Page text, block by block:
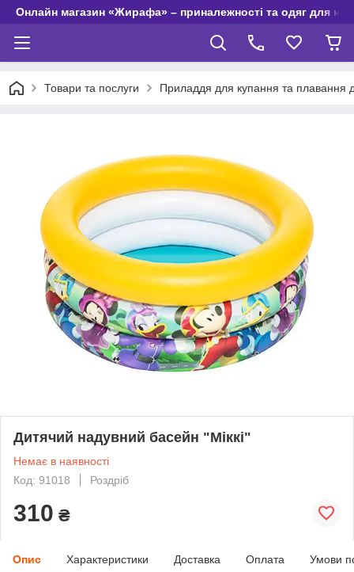
Онлайн магазин «Жирафа» – приналежності та одяг для
Товари та послуги Приладдя для купання та плавання
Дитячий надувний басейн "Міккі"
Немає в наявності
Код: 91018
Роздріб
310 ₴
Опис Характеристики Доставка Оплата Умови